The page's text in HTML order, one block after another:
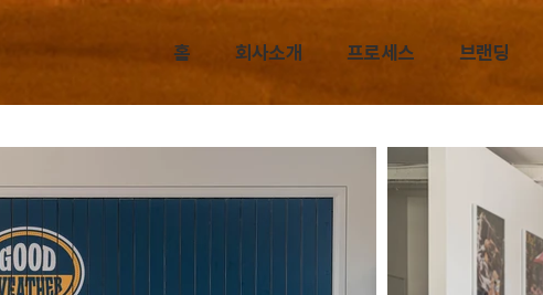
홈 회사소개 프로세스 브랜딩